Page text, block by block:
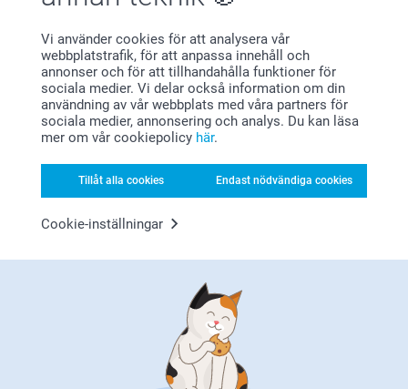
Vi använder cookies för att analysera vår
webbplatstrafik, för att anpassa innehåll och
annonser och för att tillhandahålla funktioner för
sociala medier. Vi delar också information om din
användning av vår webbplats med våra partners för
sociala medier, annonsering och analys. Du kan läsa
mer om vår cookiepolicy här.
Tillåt alla cookies Endast nödvändiga cookies
Cookie-inställningar
3 varianter
Från 89,00
(47 omdömen)
2 varianter
Från 159,00
(16 omdömen)
Skrivbordsunderlägg
(4 omdömen)
Musmatta
Från 159,00
smartphoto